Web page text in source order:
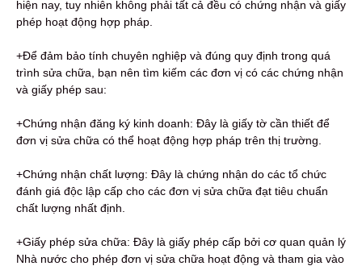
hiện nay, tuy nhiên không phải tất cả đều có chứng nhận và giấy
phép hoạt động hợp pháp.
+Để đảm bảo tính chuyên nghiệp và đúng quy định trong quá
trình sửa chữa, bạn nên tìm kiếm các đơn vị có các chứng nhận
và giấy phép sau:
+Chứng nhận đăng ký kinh doanh: Đây là giấy tờ cần thiết để
đơn vị sửa chữa có thể hoạt động hợp pháp trên thị trường.
+Chứng nhận chất lượng: Đây là chứng nhận do các tổ chức
đánh giá độc lập cấp cho các đơn vị sửa chữa đạt tiêu chuẩn
chất lượng nhất định.
+Giấy phép sửa chữa: Đây là giấy phép cấp bởi cơ quan quản lý
Nhà nước cho phép đơn vị sửa chữa hoạt động và tham gia vào